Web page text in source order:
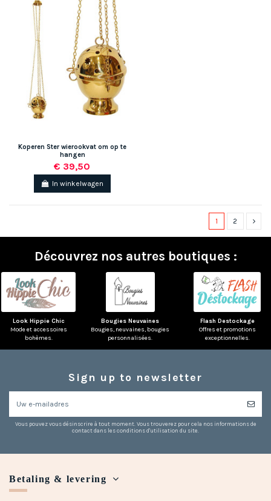
Koperen Ster wierookvat om op te
hangen
€ 39,50
In winkelwagen
1 2
Découvrez nos autres boutiques :
Look Hippie Chic
Mode et accessoires
bohèmes.
Bougies Neuvaines
Bougies, neuvaines, bougies
personnalisées.
Flash Destockage
Offres et promotions
exceptionnelles.
Sign up to newsletter
Vous pouvez vous désinscrire à tout moment. Vous trouverez pour cela nos informations de
contact dans les conditions d'utilisation du site.
Betaling & levering